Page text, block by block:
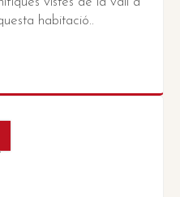
habitació..